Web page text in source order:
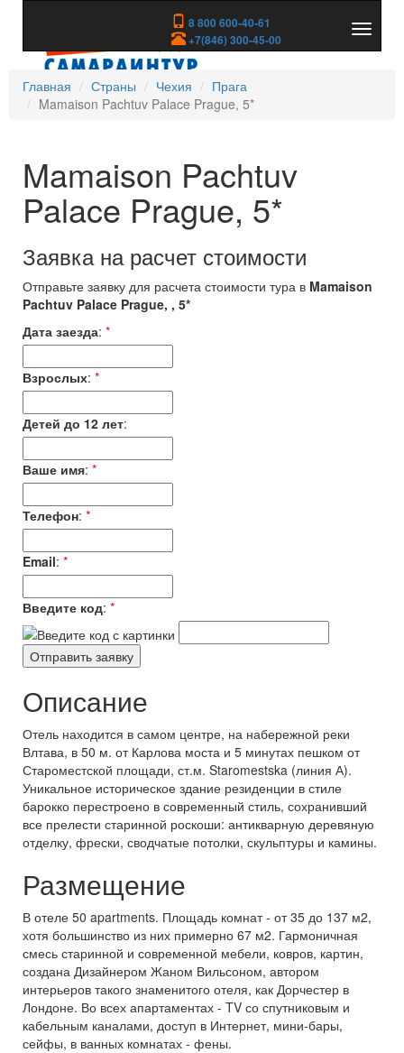
8 800 600-40-61
+7(846) 300-45-00
скрыть
Главная
Страны Чехия
Прага
Mamaison Pachtuv Palace Prague, 5*
Mamaison Pachtuv
Palace Prague, 5*
Заявка на расчет стоимости
Отправьте заявку для расчета стоимости тура в Mamaison
Pachtuv Palace Prague, , 5*
Дата заезда: *
Взрослых: *
Детей до 12 лет:
Ваше имя: *
Телефон: *
Email: *
Введите код: *
Описание
Отель находится в самом центре, на набережной реки
Влтава, в 50 м. от Карлова моста и 5 минутах пешком от
Староместской площади, ст.м. Staromestska (линия А).
Уникальное историческое здание резиденции в стиле
барокко перестроено в современный стиль, сохранивший
все прелести старинной роскоши: антикварную деревяную
отделку, фрески, сводчатые потолки, скульптуры и камины.
Размещение
В отеле 50 apartments. Площадь комнат - от 35 до 137 м2,
хотя большинство из них примерно 67 м2. Гармоничная
смесь старинной и современной мебели, ковров, картин,
создана Дизайнером Жаном Вильсоном, автором
интерьеров такого знаменитого отеля, как Дорчестер в
Лондоне. Во всех апартаментах - TV со спутниковым и
кабельным каналами, доступ в Интернет, мини-бары,
сейфы, в ванных комнатах - фены.